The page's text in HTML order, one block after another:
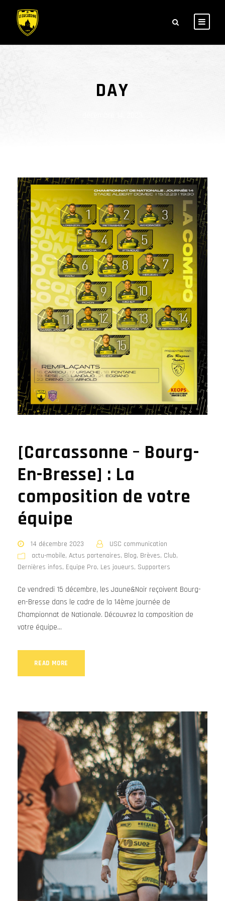
DAY
[Carcassonne – Bourg-
En-Bresse] : La
composition de votre
équipe
14 décembre 2023
USC communication
actu-mobile, Actus partenaires, Blog, Brèves, Club,
Dernières infos, Equipe Pro, Les joueurs, Supporters
Ce vendredi 15 décembre, les Jaune&Noir reçoivent Bourg-
en-Bresse dans le cadre de la 14ème journée de
Championnat de Nationale. Découvrez la composition de
votre équipe...
READ MORE